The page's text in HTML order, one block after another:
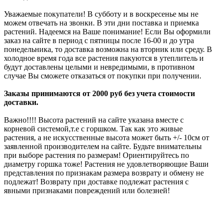
Уважаемые покупатели! В субботу и в воскресенье мы не
можем отвечать на звонки. В эти дни поставка и приемка
растений. Надеемся на Ваше понимание! Если Вы оформили
заказ на сайте в период с пятницы после 16-00 и до утра
понедельника, то доставка возможна на вторник или среду. В
холодное время года все растения пакуются в утеплитель и
будут доставлены целыми и невредимыми, в противном
случае Вы сможете отказаться от покупки при получении.
Заказы принимаются от 2000 руб без учета стоимости
доставки.
Важно!!!! Высота растений на сайте указана вместе с
корневой системой,т.е с горшком. Так как это живые
растения, а не искусственные высота может быть +/- 10см от
заявленной производителем на сайте. Будьте внимательны
при выборе растения по размерам! Ориентируйтесь по
диаметру горшка тоже! Растения не удовлетворяющие Ваши
представления по признакам размера возврату и обмену не
подлежат! Возврату при доставке подлежат растения с
явными признаками повреждений или болезней!